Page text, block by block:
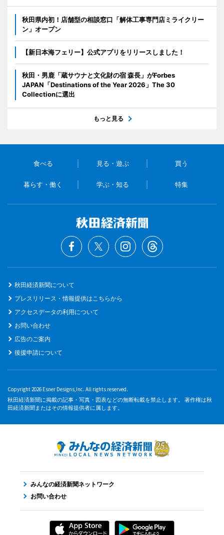
秋田県内初！店舗型の相談窓口「解体工事専門店ミライクリー
ン」オープン
【新日本海フェリー】公式アプリをリリースしました！
秋田・男鹿「蔵サウナと文化財の宿 森長」がForbes
JAPAN「Destinations of the Year 2026」The 30
Collectionに選出
もっと見る
食べる 見る・遊ぶ 買う
暮らす・働く 学ぶ・知る 特集
秋田経済新聞について
プレスリリース・情報提供はこちらから
アクセスデータの利用について
お問い合わせ
広告のご案内
後援申請について
Copyright 2026 Esner Designs,Inc. All rights reserved.
秋田経済新聞に掲載の記事・写真・図表などの無断転載を禁止します。 著作権は秋
田経済新聞またはその情報提供者に属します。
みんなの経済新聞ネットワーク
お問い合わせ